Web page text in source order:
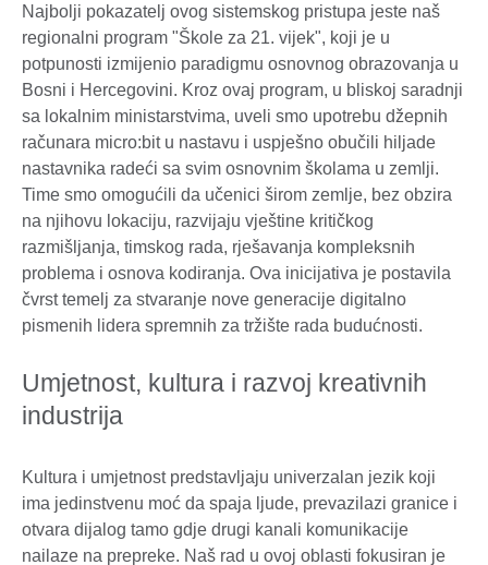
Najbolji pokazatelj ovog sistemskog pristupa jeste naš
regionalni program "Škole za 21. vijek", koji je u
potpunosti izmijenio paradigmu osnovnog obrazovanja u
Bosni i Hercegovini. Kroz ovaj program, u bliskoj saradnji
sa lokalnim ministarstvima, uveli smo upotrebu džepnih
računara micro:bit u nastavu i uspješno obučili hiljade
nastavnika radeći sa svim osnovnim školama u zemlji.
Time smo omogućili da učenici širom zemlje, bez obzira
na njihovu lokaciju, razvijaju vještine kritičkog
razmišljanja, timskog rada, rješavanja kompleksnih
problema i osnova kodiranja. Ova inicijativa je postavila
čvrst temelj za stvaranje nove generacije digitalno
pismenih lidera spremnih za tržište rada budućnosti.
Umjetnost, kultura i razvoj kreativnih
industrija
Kultura i umjetnost predstavljaju univerzalan jezik koji
ima jedinstvenu moć da spaja ljude, prevazilazi granice i
otvara dijalog tamo gdje drugi kanali komunikacije
nailaze na prepreke. Naš rad u ovoj oblasti fokusiran je